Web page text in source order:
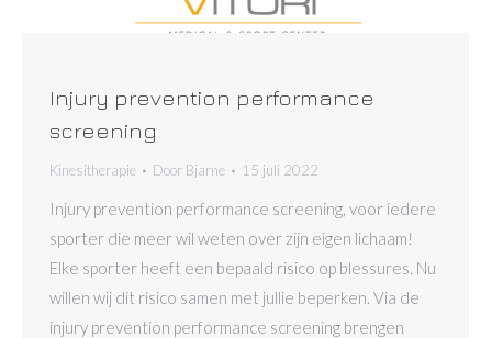
Injury prevention performance
screening
Kinesitherapie Door Bjarne 15 juli 2022
Injury prevention performance screening, voor iedere
sporter die meer wil weten over zijn eigen lichaam!
Elke sporter heeft een bepaald risico op blessures. Nu
willen wij dit risico samen met jullie beperken. Via de
injury prevention performance screening brengen